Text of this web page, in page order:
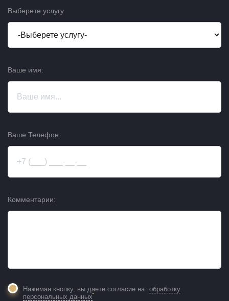
Выберете услугу
Ваше имя:
Ваше Телефон:
Комментарии:
Нажимая кнопку, вы даете согласие на обработку
персональных данных